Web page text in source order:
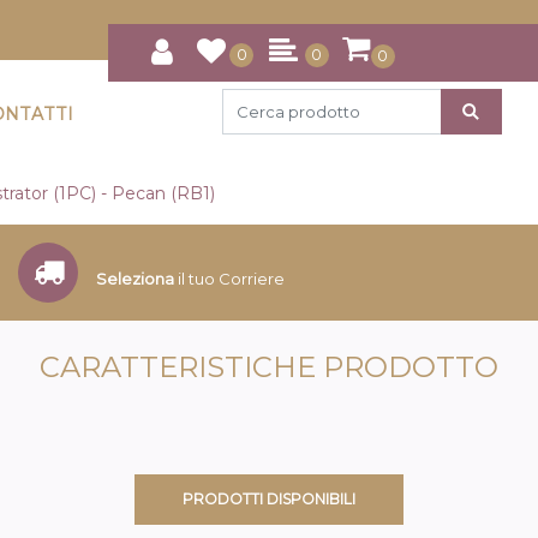
0 0 0
(1PC) - Pecan (RB1)
Seleziona il tuo Corriere
CARATTERISTICHE PRODOTTO
PRODOTTI DISPONIBILI